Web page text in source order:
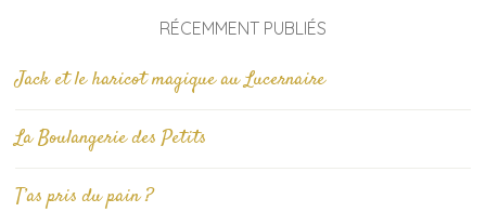
RÉCEMMENT PUBLIÉS
Jack et le haricot magique au Lucernaire
La Boulangerie des Petits
T’as pris du pain ?